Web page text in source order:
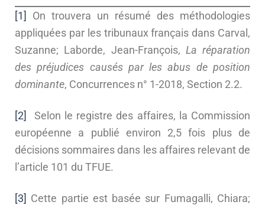
[1]
On trouvera un résumé des méthodologies
appliquées par les tribunaux français dans Carval,
Suzanne; Laborde, Jean-François, La réparation
des préjudices causés par les abus de position
dominante, Concurrences n° 1-2018, Section 2.2.
[2]
Selon le registre des affaires, la Commission
européenne a publié environ 2,5 fois plus de
décisions sommaires dans les affaires relevant de
l’article 101 du TFUE.
[3] Cette partie est basée sur Fumagalli, Chiara;